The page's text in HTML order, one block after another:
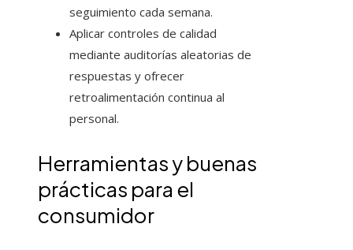
seguimiento cada semana.
Aplicar controles de calidad
mediante auditorías aleatorias de
respuestas y ofrecer
retroalimentación continua al
personal.
Herramientas y buenas
prácticas para el
consumidor